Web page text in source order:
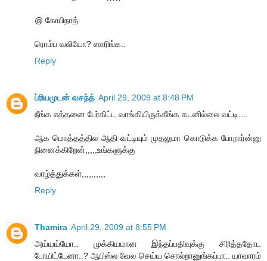
@ கோபிநாத்
ரொம்ப வலியோ? ஸாரிங்க..
Reply
ப்ரியமுடன் வசந்த் April 29, 2009 at 8:48 PM
நீங்க எத்தனை பேர்கிட்ட வாங்கியிருக்கீங்க கடனில்லை வட்டி....
ஆக மொத்தத்தில ஆதி வட்டியும் முதலுமா கொடுக்க போறார்ன்னு
நினைக்கிறேன்,,,,,உங்களுக்கு
வாழ்த்துக்கள்,,,,,,,,,,
Reply
Thamira April 29, 2009 at 8:55 PM
அய்யய்யோ.. முக்கியமான இந்தப்பதிவுக்கு சிரித்ததோட
போயிட்டேனா..? ஆபிஸ்ல வேல செய்ய சொல்றானுங்கப்பா.. யாவாரம்